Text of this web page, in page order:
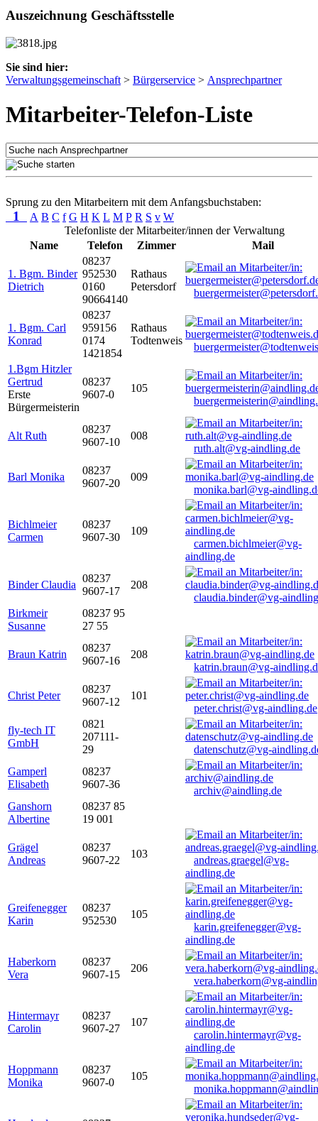
Auszeichnung Geschäftsstelle
Sie sind hier:
Verwaltungsgemeinschaft > Bürgerservice > Ansprechpartner
Mitarbeiter-Telefon-Liste
Sprung zu den Mitarbeitern mit dem Anfangsbuchstaben:
1 A B C f G H K L M P R S v W
Telefonliste der Mitarbeiter/innen der Verwaltung
Name
Telefon Zimmer Mail
1. Bgm. Binder
Dietrich
08237
952530
0160
90664140
Rathaus
Petersdorf
1. Bgm. Carl
Konrad
08237
959156
0174
1421854
Rathaus
Todtenweis
1.Bgm Hitzler
Gertrud
Erste
Bürgermeisterin
08237
9607-0
105
Alt Ruth
08237
9607-10
008
ruth.alt@vg-aindling.de
Barl Monika
08237
9607-20
009
monika.barl@vg-
Bichlmeier
Carmen
08237
9607-30
109
carmen.bichlmeier@vg-
aindling.de
Binder Claudia
08237
9607-17
208
claudia.binder@vg-
Birkmeir
Susanne
08237 95
27 55
Braun Katrin
08237
9607-16
208
katrin.braun@vg-
Christ Peter
08237
9607-12
101
peter.christ@vg-aindling.de
fly-tech IT
GmbH
0821
207111-
29
datenschutz@vg-
Gamperl
Elisabeth
08237
9607-36
archiv@aindling.de
Ganshorn
Albertine
08237 85
19 001
Grägel
Andreas
08237
9607-22
103
andreas.graegel@vg-
aindling.de
Greifenegger
Karin
08237
952530
105
karin.greifenegger@vg-
aindling.de
Haberkorn
Vera
08237
9607-15
206
vera.haberkorn@vg-
Hintermayr
Carolin
08237
9607-27
107
carolin.hintermayr@vg-
aindling.de
Hoppmann
Monika
08237
9607-0
105